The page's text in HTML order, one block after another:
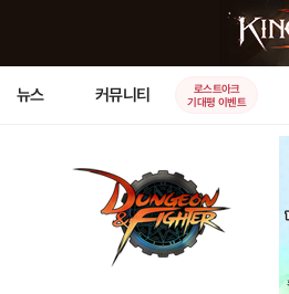
뉴스 커뮤니티
로스트아크
기대평 이벤트